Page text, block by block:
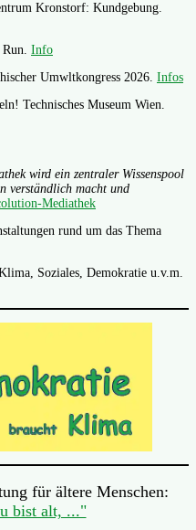
Kronstorf: Kundgebung.
Info
Umwltkongress 2026. Infos
Technisches Museum Wien.
wird ein zentraler Wissenspool
verständlich macht und
Mediathek
rund um das Thema
Soziales, Demokratie u.v.m.
für ältere Menschen:
bist alt, ..."